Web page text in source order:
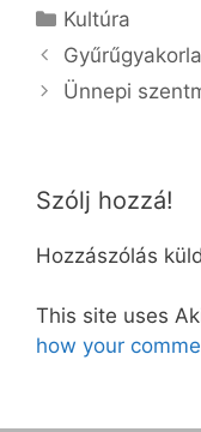
Kategória
Kultúra
Ünnepi
Szólj hozzá!
Hozzászólás
This site uses
how your